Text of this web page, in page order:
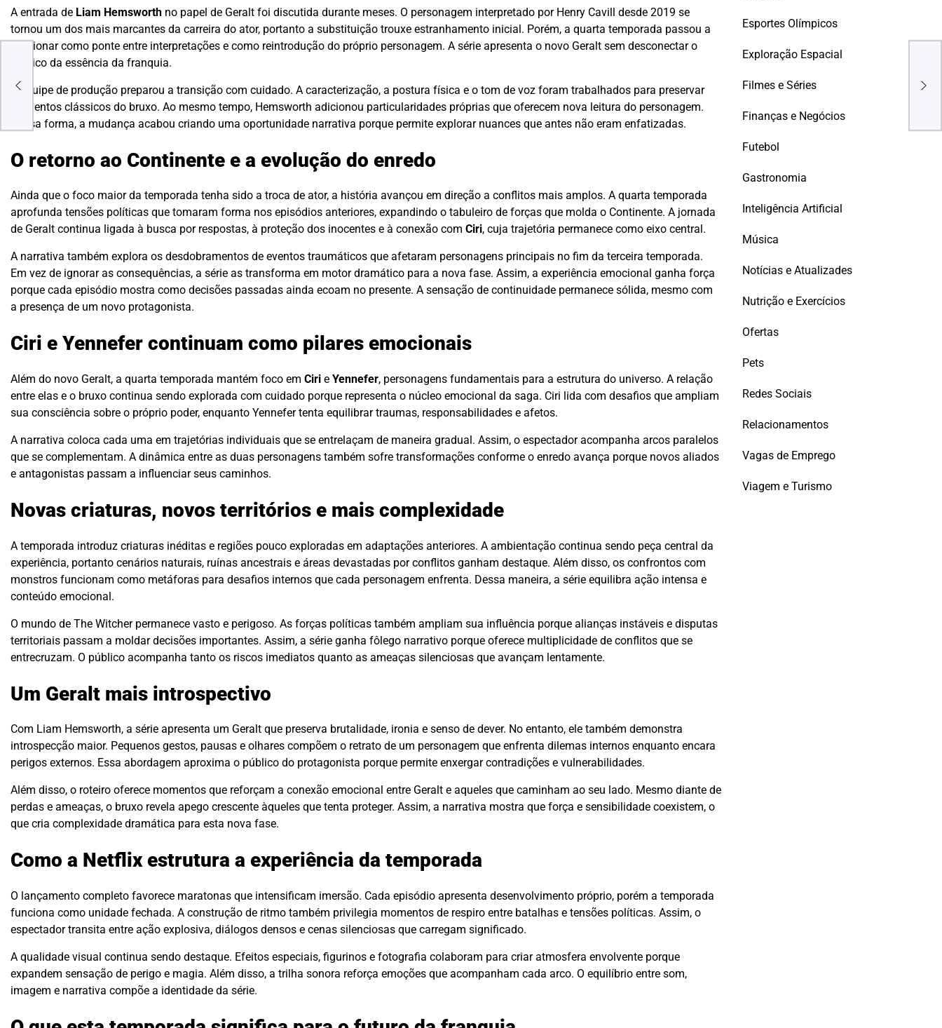
A entrada de Liam Hemsworth no papel de Geralt foi discutida durante meses. O personagem interpretado por Henry Cavill desde 2019 se
tornou um dos mais marcantes da carreira do ator, portanto a substituição trouxe estranhamento inicial. Porém, a quarta temporada passou a
funcionar como ponte entre interpretações e como reintrodução do próprio personagem. A série apresenta o novo Geralt sem desconectar o
público da essência da franquia.
A equipe de produção preparou a transição com cuidado. A caracterização, a postura física e o tom de voz foram trabalhados para preservar
elementos clássicos do bruxo. Ao mesmo tempo, Hemsworth adicionou particularidades próprias que oferecem nova leitura do personagem.
Dessa forma, a mudança acabou criando uma oportunidade narrativa porque permite explorar nuances que antes não eram enfatizadas.
O retorno ao Continente e a evolução do enredo
Ainda que o foco maior da temporada tenha sido a troca de ator, a história avançou em direção a conflitos mais amplos. A quarta temporada
aprofunda tensões políticas que tomaram forma nos episódios anteriores, expandindo o tabuleiro de forças que molda o Continente. A jornada
de Geralt continua ligada à busca por respostas, à proteção dos inocentes e à conexão com Ciri, cuja trajetória permanece como eixo central.
A narrativa também explora os desdobramentos de eventos traumáticos que afetaram personagens principais no fim da terceira temporada.
Em vez de ignorar as consequências, a série as transforma em motor dramático para a nova fase. Assim, a experiência emocional ganha força
porque cada episódio mostra como decisões passadas ainda ecoam no presente. A sensação de continuidade permanece sólida, mesmo com
a presença de um novo protagonista.
Ciri e Yennefer continuam como pilares emocionais
Além do novo Geralt, a quarta temporada mantém foco em Ciri e Yennefer, personagens fundamentais para a estrutura do universo. A relação
entre elas e o bruxo continua sendo explorada com cuidado porque representa o núcleo emocional da saga. Ciri lida com desafios que ampliam
sua consciência sobre o próprio poder, enquanto Yennefer tenta equilibrar traumas, responsabilidades e afetos.
A narrativa coloca cada uma em trajetórias individuais que se entrelaçam de maneira gradual. Assim, o espectador acompanha arcos paralelos
que se complementam. A dinâmica entre as duas personagens também sofre transformações conforme o enredo avança porque novos aliados
e antagonistas passam a influenciar seus caminhos.
Novas criaturas, novos territórios e mais complexidade
A temporada introduz criaturas inéditas e regiões pouco exploradas em adaptações anteriores. A ambientação continua sendo peça central da
experiência, portanto cenários naturais, ruínas ancestrais e áreas devastadas por conflitos ganham destaque. Além disso, os confrontos com
monstros funcionam como metáforas para desafios internos que cada personagem enfrenta. Dessa maneira, a série equilibra ação intensa e
conteúdo emocional.
O mundo de The Witcher permanece vasto e perigoso. As forças políticas também ampliam sua influência porque alianças instáveis e disputas
territoriais passam a moldar decisões importantes. Assim, a série ganha fôlego narrativo porque oferece multiplicidade de conflitos que se
entrecruzam. O público acompanha tanto os riscos imediatos quanto as ameaças silenciosas que avançam lentamente.
Um Geralt mais introspectivo
Com Liam Hemsworth, a série apresenta um Geralt que preserva brutalidade, ironia e senso de dever. No entanto, ele também demonstra
introspecção maior. Pequenos gestos, pausas e olhares compõem o retrato de um personagem que enfrenta dilemas internos enquanto encara
perigos externos. Essa abordagem aproxima o público do protagonista porque permite enxergar contradições e vulnerabilidades.
Além disso, o roteiro oferece momentos que reforçam a conexão emocional entre Geralt e aqueles que caminham ao seu lado. Mesmo diante de
perdas e ameaças, o bruxo revela apego crescente àqueles que tenta proteger. Assim, a narrativa mostra que força e sensibilidade coexistem, o
que cria complexidade dramática para esta nova fase.
Como a Netflix estrutura a experiência da temporada
O lançamento completo favorece maratonas que intensificam imersão. Cada episódio apresenta desenvolvimento próprio, porém a temporada
funciona como unidade fechada. A construção de ritmo também privilegia momentos de respiro entre batalhas e tensões políticas. Assim, o
espectador transita entre ação explosiva, diálogos densos e cenas silenciosas que carregam significado.
A qualidade visual continua sendo destaque. Efeitos especiais, figurinos e fotografia colaboram para criar atmosfera envolvente porque
expandem sensação de perigo e magia. Além disso, a trilha sonora reforça emoções que acompanham cada arco. O equilíbrio entre som,
imagem e narrativa compõe a identidade da série.
Esportes Olímpicos
Exploração Espacial
Filmes e Séries
Finanças e Negócios
Futebol
Gastronomia
Inteligência Artificial
Música
Notícias e Atualizades
Nutrição e Exercícios
Ofertas
Pets
Redes Sociais
Relacionamentos
Vagas de Emprego
Viagem e Turismo